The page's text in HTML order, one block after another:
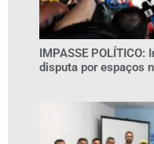
IMPASSE
disputa por espaços